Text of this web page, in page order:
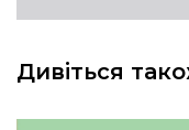
Дивіться